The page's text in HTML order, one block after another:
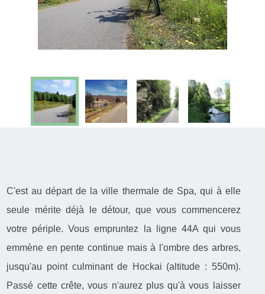
C'est au départ de la ville thermale de Spa, qui à elle
seule mérite déjà le détour, que vous commencerez
votre périple. Vous empruntez la ligne 44A qui vous
emmène en pente continue mais à l'ombre des arbres,
jusqu'au point culminant de Hockai (altitude : 550m).
Passé cette crête, vous n'aurez plus qu'à vous laisser